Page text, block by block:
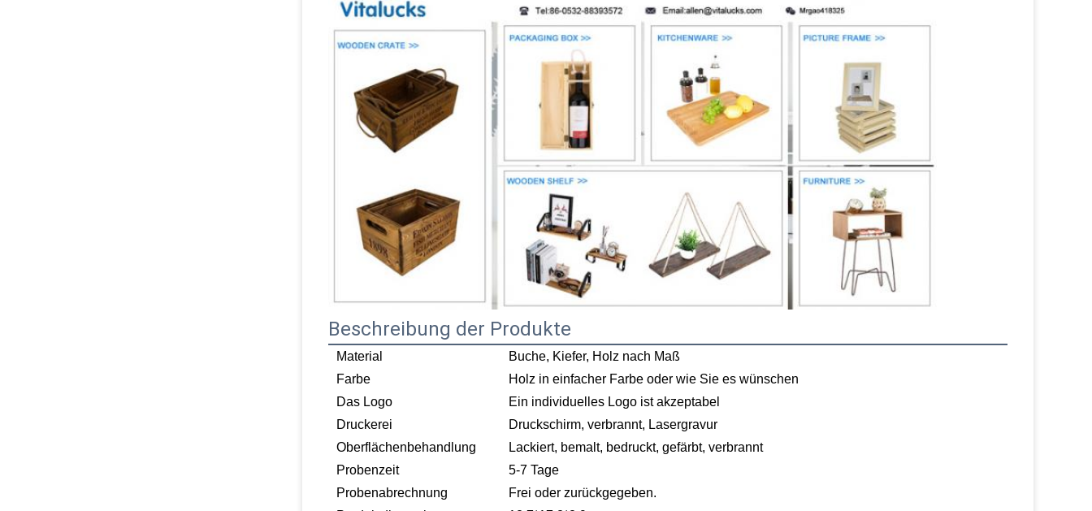
Beschreibung der Produkte
Material
Buche, Kiefer, Holz nach Maß
Farbe
Holz in einfacher Farbe oder wie Sie es wünschen
Das Logo
Ein individuelles Logo ist akzeptabel
Druckerei
Druckschirm, verbrannt, Lasergravur
Oberflächenbehandlung
Lackiert, bemalt, bedruckt, gefärbt, verbrannt
Probenzeit
5-7 Tage
Probenabrechnung
Frei oder zurückgegeben.